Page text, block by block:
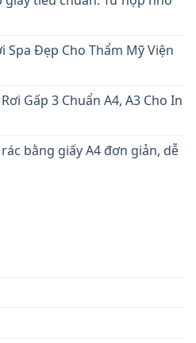
Spa Đẹp Cho Thẩm Mỹ Viện
Gấp 3 Chuẩn A4, A3 Cho In
bằng giấy A4 đơn giản, dễ